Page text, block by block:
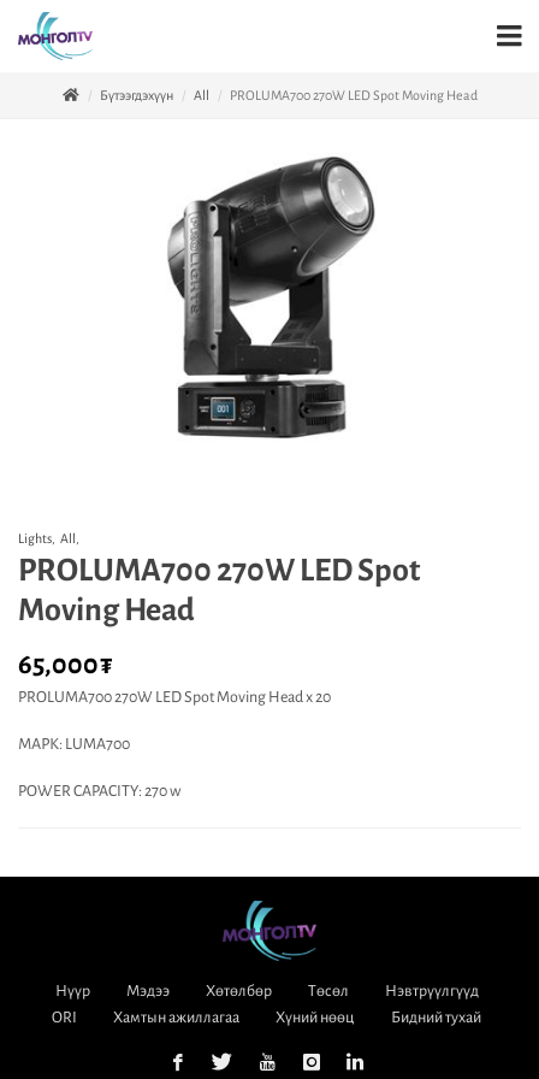
Бүтээгдэхүүн All PROLUMA700 270W LED Spot Moving Head
Lights All
PROLUMA700 270W LED Spot
Moving Head
65,000₮
PROLUMA700 270W LED Spot Moving Head х 20
МАРК: LUMA700
POWER CAPACITY: 270 w
Нүүр Мэдээ Хөтөлбөр Төсөл
Нэвтрүүлгүүд
ORI
Хамтын ажиллагаа Хүний нөөц Бидний тухай